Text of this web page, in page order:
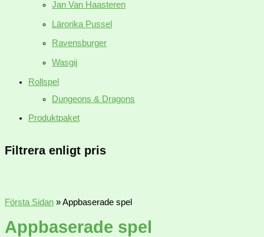
Jan Van Haasteren
Lärorika Pussel
Ravensburger
Wasgij
Rollspel
Dungeons & Dragons
Produktpaket
Filtrera enligt pris
Första Sidan »Appbaserade spel
Appbaserade spel